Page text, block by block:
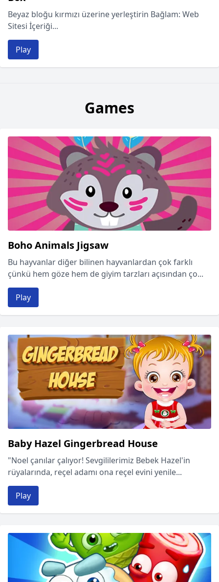
Beyaz bloğu kırmızı üzerine yerleştirin Bağlam: Web
Sitesi İçeriği...
Play
Games
Boho Animals Jigsaw
Bu hayvanlar diğer bilinen hayvanlardan çok farklı
çünkü hem göze hem de giyim tarzları açısından ço...
Play
Baby Hazel Gingerbread House
"Noel çanılar çalıyor! Sevgililerimiz Bebek Hazel'in
rüyalarında, reçel adamı ona reçel evini yenile...
Play